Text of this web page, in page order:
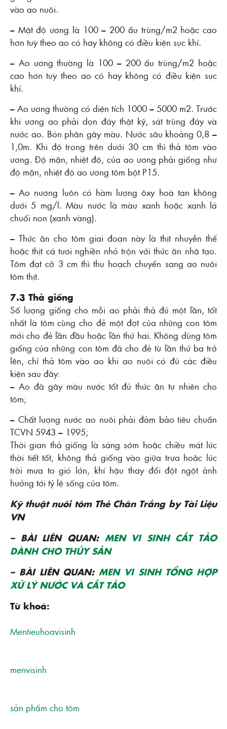
vào ao nuôi.
– Mật độ ương là 100 – 200 ấu trùng/m2 hoặc cao
hơn tuỳ theo ao có hay không có điều kiện sục khí.
– Ao ương thường là 100 – 200 ấu trùng/m2 hoặc
cao hơn tuỳ theo ao có hay không có điều kiện sục
khí.
– Ao ương thường có diện tích 1000 – 5000 m2. Trước
khi ương ao phải dọn đáy thật kỹ, sát trùng đáy và
nước ao. Bón phân gây màu. Nước sâu khoảng 0,8 –
1,0m. Khi độ trong trên dưới 30 cm thì thả tôm vào
ương. Ðộ mặn, nhiệt độ, của ao ương phải giống như
độ mặn, nhiệt độ ao ương tôm bột P15.
– Ao nương luôn có hàm lượng ôxy hoà tan không
dưới 5 mg/l. Màu nước là màu xanh hoặc xanh lá
chuối non (xanh vàng).
– Thức ăn cho tôm giai đoạn này là thịt nhuyễn thể
hoặc thịt cá tươi nghiền nhỏ trộn với thức ăn nhâ tạo.
Tôm đạt cỡ 3 cm thì thu hoạch chuyển sang ao nuôi
tôm thịt.
7.3 Thả giống
Số lượng giống cho mỗi ao phải thả đủ một lần, tốt
nhất là tôm cùng cho đẻ một đợt của những con tôm
mới cho đẻ lần đầu hoặc lần thứ hai. Không dùng tôm
giống của những con tôm đã cho đẻ từ lần thứ ba trở
lên, chỉ thả tôm vào ao khi ao nuôi có đủ các điều
kiện sau đây:
– Ao đã gây màu nước tốt đủ thức ăn tự nhiên cho
tôm;
– Chất lượng nước ao nuôi phải đảm bảo tiêu chuẩn
TCVN 5943 – 1995;
Thời gian thả giống là sáng sớm hoặc chiều mát lúc
thời tiết tốt, không thả giống vào giữa trưa hoặc lúc
trời mưa to gió lớn, khí hậu thay đổi đột ngột ảnh
hưởng tới tỷ lệ sống của tôm.
Kỹ thuật nuôi tôm Thẻ Chân Trắng by Tài Liệu
VN
– BÀI LIÊN QUAN: MEN VI SINH CẮT TẢO
DÀNH CHO THỦY SẢN
– BÀI LIÊN QUAN: MEN VI SINH TỔNG HỢP
XỬ LÝ NƯỚC VÀ CẮT TẢO
Từ khoá:
Mentieuhoavisinh
menvisinh
sản phẩm cho tôm